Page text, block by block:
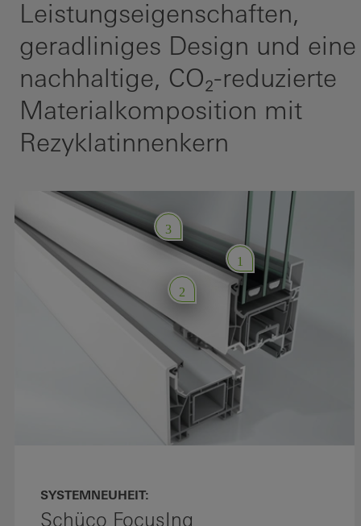
Leistungseigenschaften,
geradliniges Design und eine
nachhaltige, CO₂-reduzierte
Materialkomposition mit
Rezyklatinnenkern
1
2
3
SYSTEMNEUHEIT:
Schüco FocusIng